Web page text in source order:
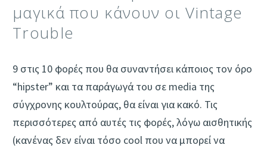
μαγικά που κάνουν οι Vintage
Trouble
9 στις 10 φορές που θα συναντήσει κάποιος τον όρο
“hipster” και τα παράγωγά του σε media της
σύγχρονης κουλτούρας, θα είναι για κακό. Τις
περισσότερες από αυτές τις φορές, λόγω αισθητικής
(κανένας δεν είναι τόσο cool που να μπορεί να